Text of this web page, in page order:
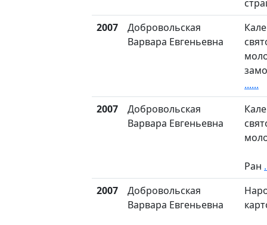
2007
Добровольская
Варвара Евгеньевна
......
2007
Добровольская
Варвара Евгеньевна
Ран
2007
Добровольская
Варвара Евгеньевна